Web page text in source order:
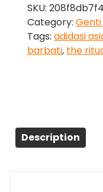
SKU:
Category:
Tags: adidasi
barbati, the
Description